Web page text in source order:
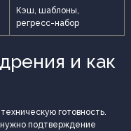
Кэш, шаблоны,
регресс-набор
и как
готовность.
подтверждение